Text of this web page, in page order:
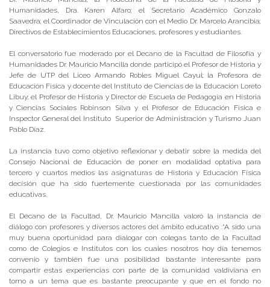
Humanidades, Dra. Karen Alfaro; el Secretario Académico Gonzalo
Saavedra; el Coordinador de Vinculación con el Medio Dr. Marcelo Arancibia;
Directivos de Establecimientos Educaciones, profesores y estudiantes.
El conversatorio fue moderado por el Decano de la Facultad de Filosofía y
Humanidades Dr. Mauricio Mancilla donde participó el Profesor de Historia y
Jefe de UTP del Liceo Armando Robles Miguel Cayul; la Profesora de
Educación Física y docente del Instituto de Ciencias de la Educación Loreto
Libuy; el Profesor de Historia y Director de Escuela de Pedagogía en Historia
y Ciencias Sociales Robinson Silva y el Profesor de Educación Física e
Inspector General del Instituto Superior de Administración y Turismo Juan
Pablo Díaz.
La instancia tuvo como objetivo reflexionar y debatir sobre la medida del
Consejo Nacional de Educación de poner en modalidad optativa para
tercero y cuartos medios las asignaturas de Historia y Educación Física
decisión que ha sido fuertemente cuestionada por las comunidades
educativas.
El Decano de la Facultad, Dr. Mauricio Mancilla valoró la instancia de
diálogo con profesores y diversos actores del ámbito educativo :“A sido una
muy buena oportunidad para dialogar con colegas tanto de la Facultad
como de Colegios e Institutos con los cuales nosotros hoy día tenemos
convenio y también fue una posibilidad bastante interesante para
compartir estas experiencias con parte de la comunidad valdiviana en
torno a un tema que es bastante preocupante y que en el fondo no